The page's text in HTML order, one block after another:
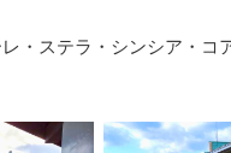
・ステラ・シンシア・コ